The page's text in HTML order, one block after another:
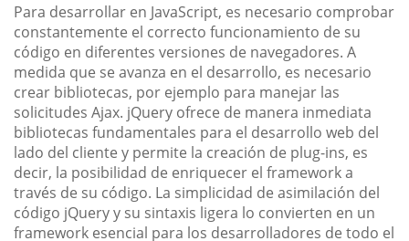
Para desarrollar en JavaScript, es necesario comprobar
constantemente el correcto funcionamiento de su
código en diferentes versiones de navegadores. A
medida que se avanza en el desarrollo, es necesario
crear bibliotecas, por ejemplo para manejar las
solicitudes Ajax. jQuery ofrece de manera inmediata
bibliotecas fundamentales para el desarrollo web del
lado del cliente y permite la creación de plug-ins, es
decir, la posibilidad de enriquecer el framework a
través de su código. La simplicidad de asimilación del
código jQuery y su sintaxis ligera lo convierten en un
framework esencial para los desarrolladores de todo el